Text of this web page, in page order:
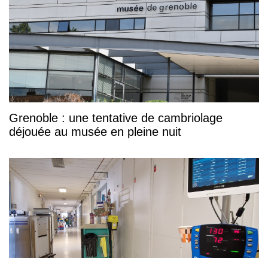
Grenoble : une tentative de cambriolage
déjouée au musée en pleine nuit